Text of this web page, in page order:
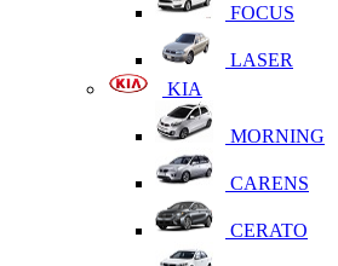
FOCUS
LASER
KIA
MORNING
CARENS
CERATO